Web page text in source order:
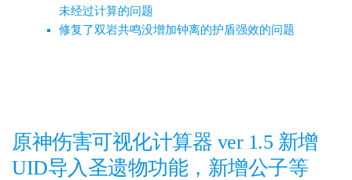
未经过计算的问题
修复了双岩共鸣没增加钟离的护盾强效的问题
原神伤害可视化计算器 ver 1.5 新增
UID导入圣遗物功能，新增公子等